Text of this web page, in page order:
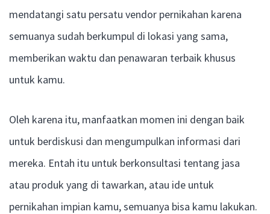
mendatangi satu persatu vendor pernikahan karena
semuanya sudah berkumpul di lokasi yang sama,
memberikan waktu dan penawaran terbaik khusus
untuk kamu.
Oleh karena itu, manfaatkan momen ini dengan baik
untuk berdiskusi dan mengumpulkan informasi dari
mereka. Entah itu untuk berkonsultasi tentang jasa
atau produk yang di tawarkan, atau ide untuk
pernikahan impian kamu, semuanya bisa kamu lakukan.